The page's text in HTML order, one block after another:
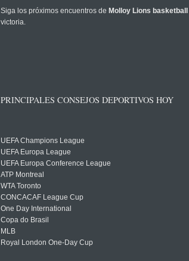
Siga los próximos encuentros de Molloy Lions basketball
victoria.
PRINCIPALES CONSEJOS DEPORTIVOS HOY
UEFA Champions League
UEFA Europa League
UEFA Europa Conference League
ATP Montreal
WTA Toronto
CONCACAF League Cup
One Day International
Copa do Brasil
MLB
Royal London One-Day Cup